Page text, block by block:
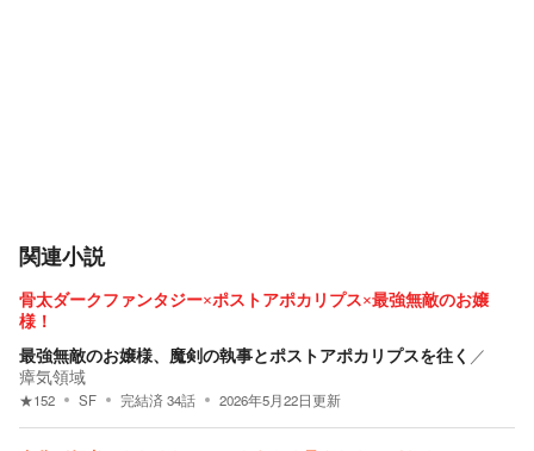
関連小説
骨太ダークファンタジー×ポストアポカリプス×最強無敵のお嬢
様！
最強無敵のお嬢様、魔剣の執事とポストアポカリプスを往く ／
瘴気領域
★152 SF 完結済34話 2026年5月22日更新